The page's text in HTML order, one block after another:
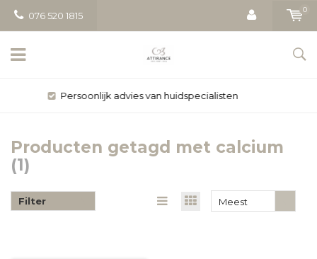
076 520 1815
0
Gratis bezorging vanaf € 50
Producten getagd met calcium
(1)
Filter
Meest